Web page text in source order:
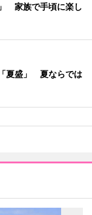
家族で手頃に楽し
夏盛」 夏ならでは